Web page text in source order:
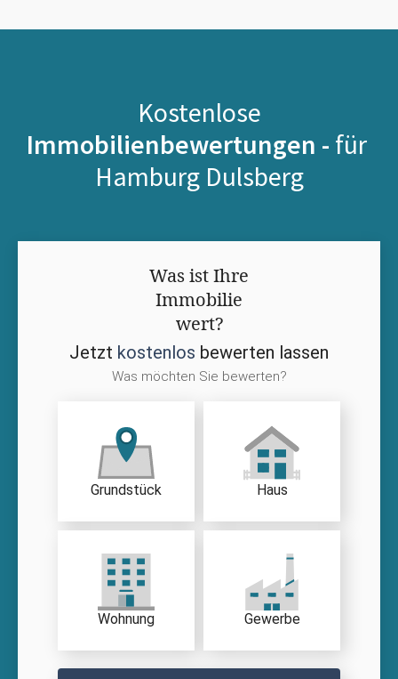
Kostenlose
Immobilienbewertungen - für
Hamburg Dulsberg
Was ist Ihre
Immobilie
wert?
Jetzt kostenlos bewerten lassen
Was möchten Sie bewerten?
Grundstück Haus
Wohnung Gewerbe